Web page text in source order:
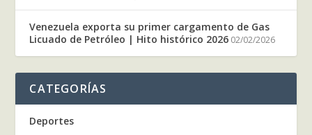
Venezuela exporta su primer cargamento de Gas
Licuado de Petróleo | Hito histórico 2026 02/02/2026
CATEGORÍAS
Deportes